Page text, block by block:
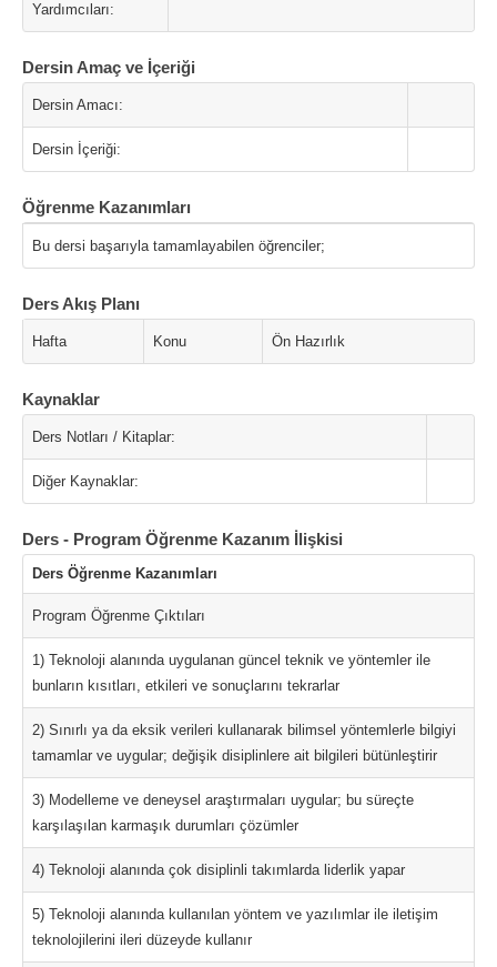
Yardımcıları:
Dersin Amaç ve İçeriği
Dersin Amacı:
Dersin İçeriği:
Öğrenme Kazanımları
Bu dersi başarıyla tamamlayabilen öğrenciler;
Ders Akış Planı
Hafta Konu Ön Hazırlık
Kaynaklar
Ders Notları / Kitaplar:
Diğer Kaynaklar:
Ders - Program Öğrenme Kazanım İlişkisi
Ders Öğrenme Kazanımları
Program Öğrenme Çıktıları
1) Teknoloji alanında uygulanan güncel teknik ve yöntemler ile
bunların kısıtları, etkileri ve sonuçlarını tekrarlar
2) Sınırlı ya da eksik verileri kullanarak bilimsel yöntemlerle bilgiyi
tamamlar ve uygular; değişik disiplinlere ait bilgileri bütünleştirir
3) Modelleme ve deneysel araştırmaları uygular; bu süreçte
karşılaşılan karmaşık durumları çözümler
4) Teknoloji alanında çok disiplinli takımlarda liderlik yapar
5) Teknoloji alanında kullanılan yöntem ve yazılımlar ile iletişim
teknolojilerini ileri düzeyde kullanır